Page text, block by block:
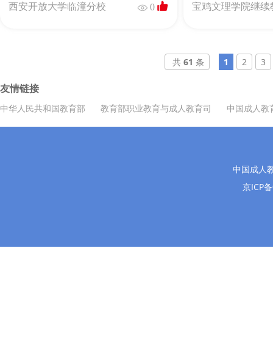
西安开放大学临潼分校 0 宝鸡文理学院继续
共 61 条 1 2 3
友情链接
中华人民共和国教育部 教育部职业教育与成人教育司 中国成人教
中国成人
京ICP